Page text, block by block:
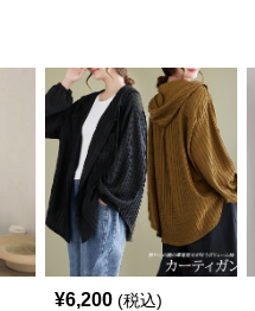
¥6,200 (税込)